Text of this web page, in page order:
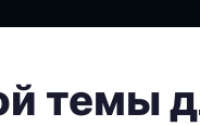
темы